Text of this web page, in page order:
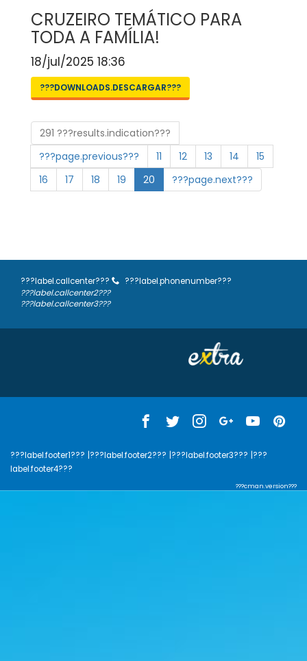
CRUZEIRO TEMÁTICO PARA
TODA A FAMÍLIA!
18/jul/2025 18:36
???DOWNLOADS.DESCARGAR???
291 ???results.indication???
???page.previous???
11 12 13 14
15
16
17 18 19 20 ???page.next???
???label.callcenter???
???label.phonenumber???
???label.callcenter2???
???label.callcenter3???
???label.footer1??? |???label.footer2??? |???label.footer3??? |???
label.footer4???
???cman.version???